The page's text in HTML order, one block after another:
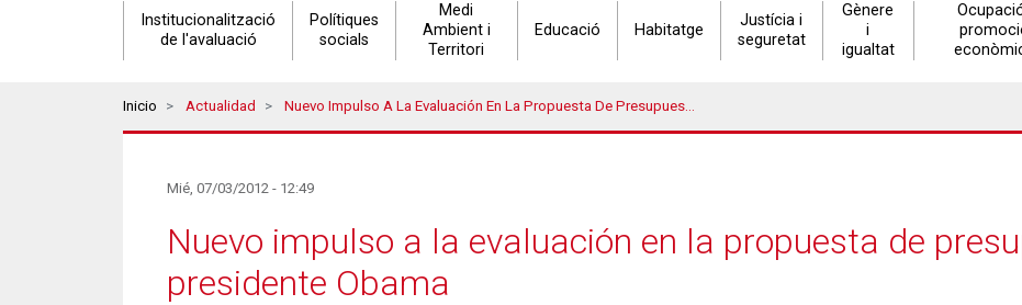
Secondary
navigation
Institucionalització
de l'avaluació
Polítiques
socials
Medi
Ambient i
Territori
Educació Habitatge
Justícia i
seguretat
Gènere
i
igualtat
Breadcrumbs
Inicio Actualidad Nuevo Impulso A La Evaluación En La Propuesta De Presupuesto 2013 Del Presidente Obama
Mié, 07/03/2012 - 12:49
Nuevo impulso a la evaluación en la propuesta de
presidente Obama